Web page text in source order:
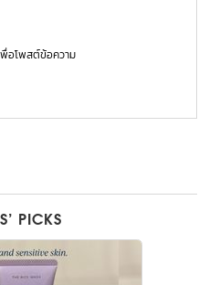
อโพสต์ข้อความ
PICKS